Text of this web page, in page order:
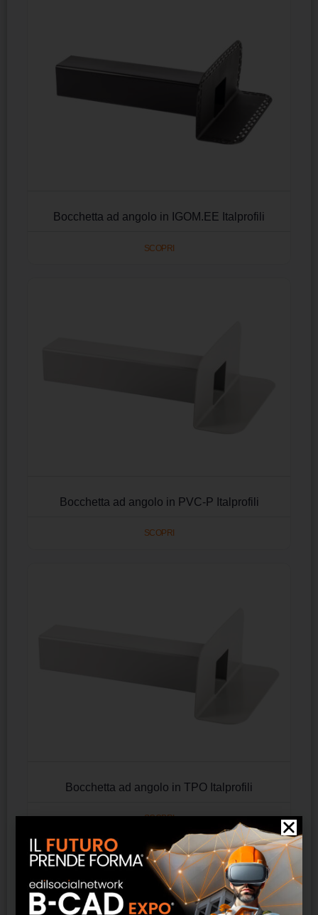
Bocchetta ad angolo in IGOM.EE Italprofili
SCOPRI
Bocchetta ad angolo in PVC-P Italprofili
SCOPRI
Bocchetta ad angolo in TPO Italprofili
SCOPRI